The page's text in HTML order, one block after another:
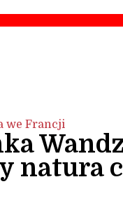
we Francji
natura